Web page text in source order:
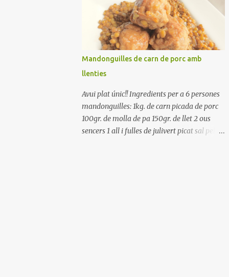
Renteu els pebrots i talleu-los a trossets.
Renteu les tomates i talleu-les a octaus.
Talleu les olives a rodanxes. Una hora abans
de portar a la taula, poseu els cigrons, ben
escorreguts, en un bol, amb la resta
d'ingredients: les tomates, el pebrot, la ceba,
(escorreguda), les olives i la tonyina
esmicolada. Amaniu amb sal i oli... bon
profit!!
Mandonguilles de carn de porc amb
llenties
Avui plat únic!! Ingredients per a 6 persones
mandonguilles: 1kg. de carn picada de porc
100gr. de molla de pa 150gr. de llet 2 ous
sencers 1 all i fulles de julivert picat sal pebre